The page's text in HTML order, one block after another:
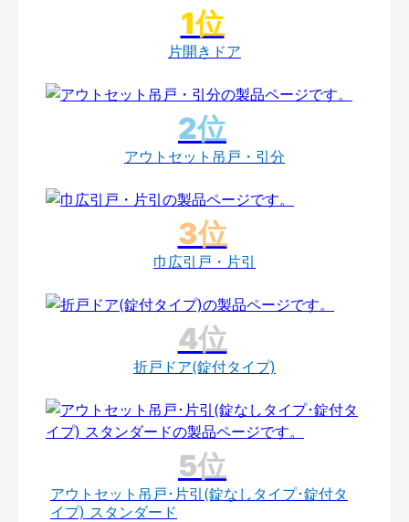
片開きドア
アウトセット吊戸・引分
巾広引戸・片引
折戸ドア(錠付タイプ)
アウトセット吊戸･片引(錠なしタイプ･錠付タ
イプ) スタンダード